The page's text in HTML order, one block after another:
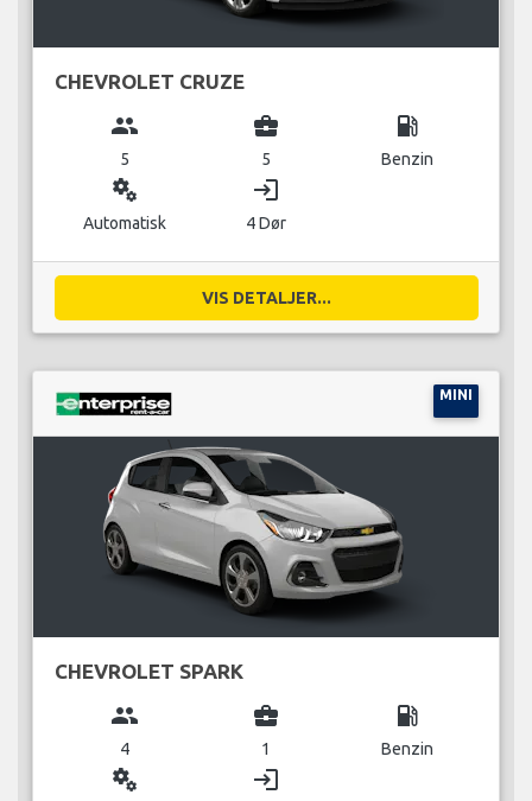
CHEVROLET CRUZE
group
5
business_center
5
local_gas_station
Benzin
miscellaneous_services
Automatisk
login
4 Dør
VIS DETALJER...
MINI
CHEVROLET SPARK
group
4
business_center
1
local_gas_station
Benzin
miscellaneous_services login